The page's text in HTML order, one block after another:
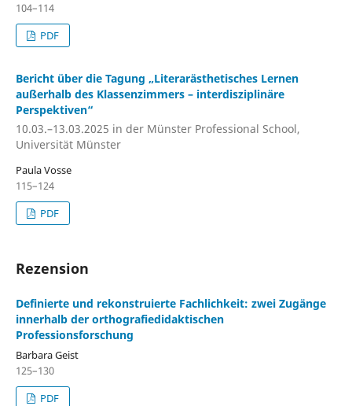
104–114
PDF
Bericht über die Tagung „Literarästhetisches Lernen
außerhalb des Klassenzimmers – interdisziplinäre
Perspektiven“
10.03.–13.03.2025 in der Münster Professional School,
Universität Münster
Paula Vosse
115–124
PDF
Rezension
Definierte und rekonstruierte Fachlichkeit: zwei Zugänge
innerhalb der orthografiedidaktischen
Professionsforschung
Barbara Geist
125–130
PDF